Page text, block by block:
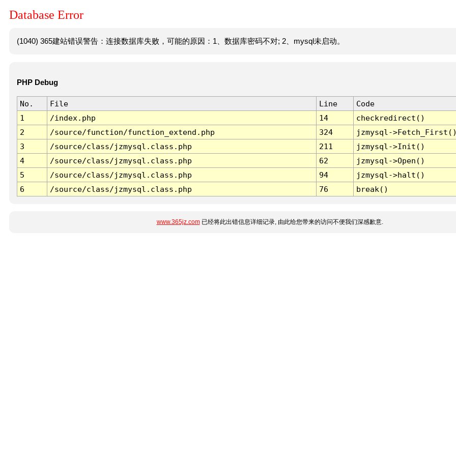
Database Error
(1040) 365建站错误警告：连接数据库失败，可能的原因：1、数据库密码不对; 2、mysql未启动。
PHP Debug
No. File Line
Code
1
/index.php 14
checkredirect()
2
/source/function/function_extend.php 324
jzmysql-
3
/source/class/jzmysql.class.php 211
jzmysql->Init()
4
/source/class/jzmysql.class.php 62
jzmysql->Open()
5
/source/class/jzmysql.class.php 94
jzmysql->halt()
6
/source/class/jzmysql.class.php 76 break()
www.365jz.com已经将此出错信息详细记录, 由此给您带来的访问不便我们深感歉意.